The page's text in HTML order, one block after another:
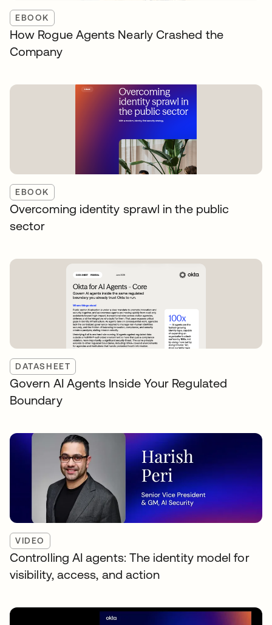
EBOOK
How Rogue Agents Nearly Crashed the
Company
EBOOK
Overcoming identity sprawl in the public
sector
DATASHEET
Govern AI Agents Inside Your Regulated
Boundary
VIDEO
Controlling AI agents: The identity model for
visibility, access, and action